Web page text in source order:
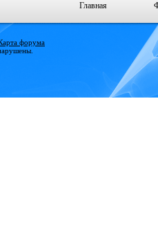
Главная
форума